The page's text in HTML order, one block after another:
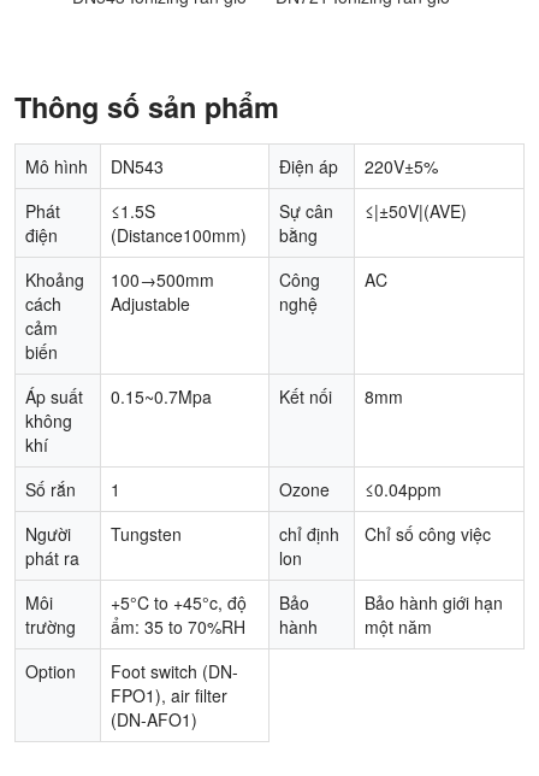
Thông số sản phẩm
Mô hình DN543 Điện áp
220V±5%
Phát
điện
≤1.5S
(Distance100mm)
Sự cân
bằng
≤|±50V|(AVE)
Khoảng
cách
cảm
biến
100→500mm
Adjustable
Công
nghệ
AC
Áp suất
không
khí
0.15~0.7Mpa Kết nối 8mm
Số rắn 1 Ozone
≤0.04ppm
Người
phát ra
Tungsten
chỉ định
lon
Chỉ số công việc
Môi
trường
+5°C to +45°c, độ
ẩm: 35 to 70%RH
Bảo
hành
Bảo hành giới hạn
một năm
Option
Foot switch (DN-
FPO1), air filter
(DN-AFO1)